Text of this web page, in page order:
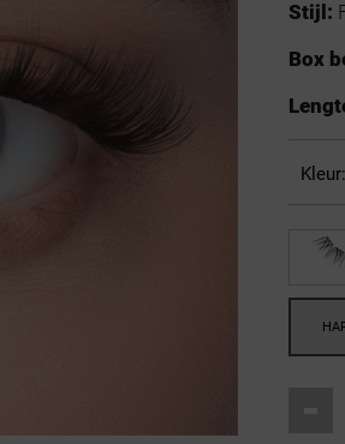
Stijl:
Box
Kleur: